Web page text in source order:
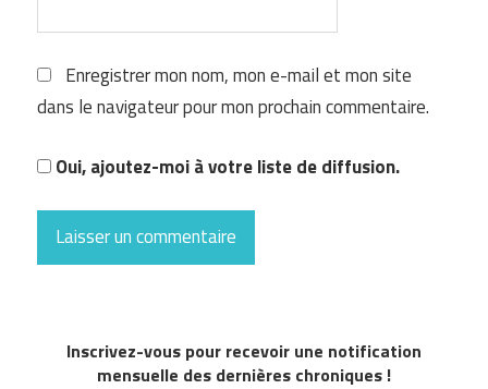
Enregistrer mon nom, mon e-mail et mon site
dans le navigateur pour mon prochain commentaire.
Oui, ajoutez-moi à votre liste de diffusion.
Inscrivez-vous pour recevoir une notification
mensuelle des dernières chroniques !